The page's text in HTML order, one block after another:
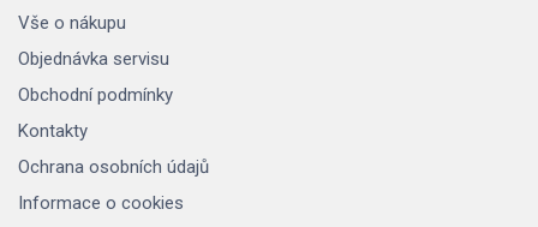
Vše o nákupu
Objednávka servisu
Obchodní podmínky
Kontakty
Ochrana osobních údajů
Informace o cookies